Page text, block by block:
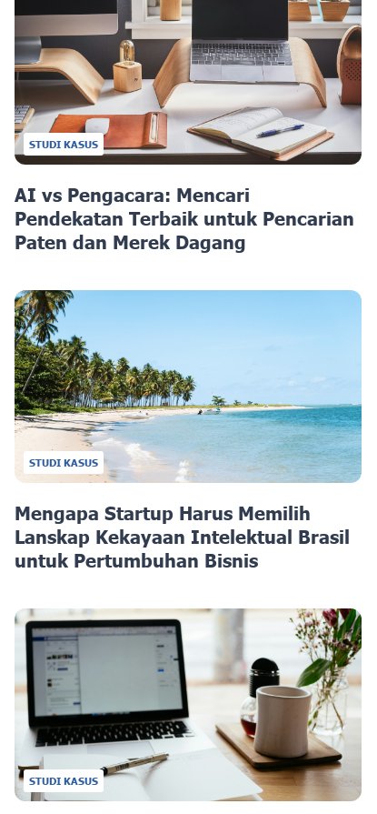
STUDI KASUS
AI vs Pengacara: Mencari
Pendekatan Terbaik untuk Pencarian
Paten dan Merek Dagang
STUDI KASUS
Mengapa Startup Harus Memilih
Lanskap Kekayaan Intelektual Brasil
untuk Pertumbuhan Bisnis
STUDI KASUS